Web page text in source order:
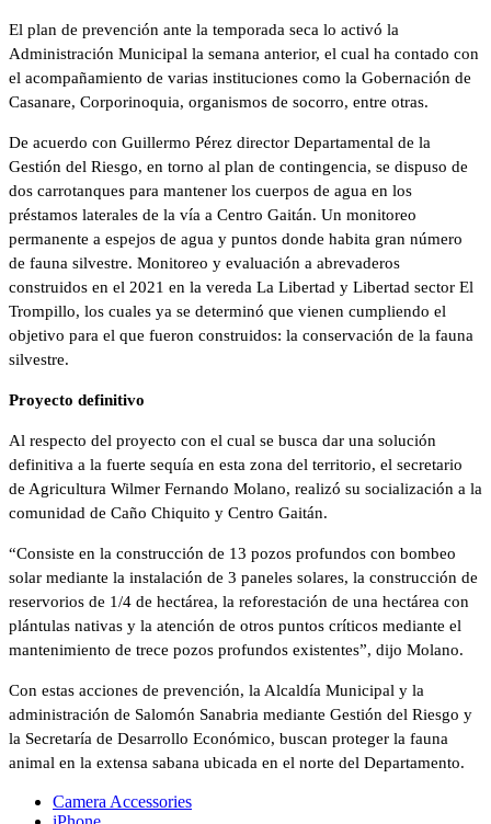
El plan de prevención ante la temporada seca lo activó la
Administración Municipal la semana anterior, el cual ha contado con
el acompañamiento de varias instituciones como la Gobernación de
Casanare, Corporinoquia, organismos de socorro, entre otras.
De acuerdo con Guillermo Pérez director Departamental de la
Gestión del Riesgo, en torno al plan de contingencia, se dispuso de
dos carrotanques para mantener los cuerpos de agua en los
préstamos laterales de la vía a Centro Gaitán. Un monitoreo
permanente a espejos de agua y puntos donde habita gran número
de fauna silvestre. Monitoreo y evaluación a abrevaderos
construidos en el 2021 en la vereda La Libertad y Libertad sector El
Trompillo, los cuales ya se determinó que vienen cumpliendo el
objetivo para el que fueron construidos: la conservación de la fauna
silvestre.
Proyecto definitivo
Al respecto del proyecto con el cual se busca dar una solución
definitiva a la fuerte sequía en esta zona del territorio, el secretario
de Agricultura Wilmer Fernando Molano, realizó su socialización a la
comunidad de Caño Chiquito y Centro Gaitán.
“Consiste en la construcción de 13 pozos profundos con bombeo
solar mediante la instalación de 3 paneles solares, la construcción de
reservorios de 1/4 de hectárea, la reforestación de una hectárea con
plántulas nativas y la atención de otros puntos críticos mediante el
mantenimiento de trece pozos profundos existentes”, dijo Molano.
Con estas acciones de prevención, la Alcaldía Municipal y la
administración de Salomón Sanabria mediante Gestión del Riesgo y
la Secretaría de Desarrollo Económico, buscan proteger la fauna
animal en la extensa sabana ubicada en el norte del Departamento.
Camera Accessories